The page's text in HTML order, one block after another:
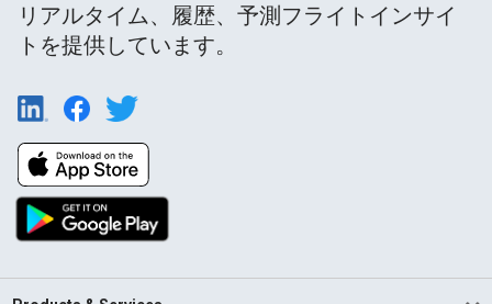
リアルタイム、履歴、予測フライトインサイ
トを提供しています。